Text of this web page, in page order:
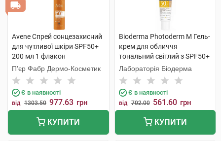
Avene Спрей сонцезахисний
для чутливої шкіри SPF50+
200 мл 1 флакон
П'єр Фабр Дермо-Косметик
Є в наявності
від 1303.50 977.63 грн
КУПИТИ
Bioderma Photoderm M Гель-
крем для обличчя
тональний світлий з SPF50+
40 мл 1 туба
Лабораторія Біодерма
Є в наявності
від 702.00 561.60 грн
КУПИТИ